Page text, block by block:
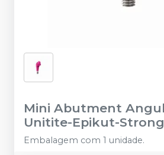
Mini Abutment
Unitite-Epikut-
Embalagem com 1 unidade.